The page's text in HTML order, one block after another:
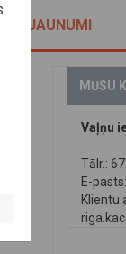
JAUNUMI
MŪSU
Vaļņu
Tālr.:
E-pasts:
Klientu